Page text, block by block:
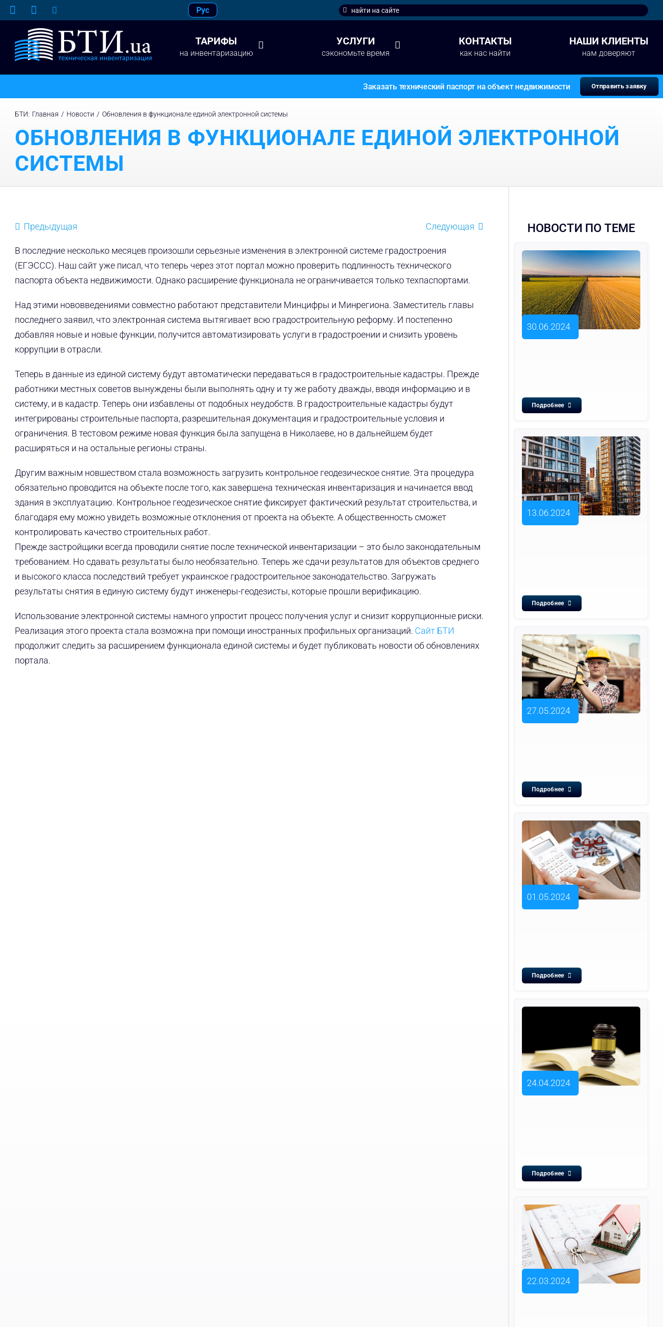
Skip
to
content
Рус
Search
ТАРИФЫ
на инвентаризацию
УСЛУГИ
сэкономьте время
КОНТАКТЫ
как нас найти
НАШИ КЛИЕНТЫ
нам доверяют
Заказать технический паспорт на объект недвижимости Отправить заявку
БТИ: Главная / Новости / Обновления в функционале единой электронной системы
ОБНОВЛЕНИЯ В ФУНКЦИОНАЛЕ ЕДИНОЙ ЭЛЕКТРОННОЙ
СИСТЕМЫ
Предыдущая Следующая
В последние несколько месяцев произошли серьезные изменения в электронной системе градостроения
(ЕГЭССС). Наш сайт уже писал, что теперь через этот портал можно проверить подлинность технического
паспорта объекта недвижимости. Однако расширение функционала не ограничивается только техпаспортами.
Над этими нововведениями совместно работают представители Минцифры и Минрегиона. Заместитель главы
последнего заявил, что электронная система вытягивает всю градостроительную реформу. И постепенно
добавляя новые и новые функции, получится автоматизировать услуги в градостроении и снизить уровень
коррупции в отрасли.
Теперь в данные из единой систему будут автоматически передаваться в градостроительные кадастры. Прежде
работники местных советов вынуждены были выполнять одну и ту же работу дважды, вводя информацию и в
систему, и в кадастр. Теперь они избавлены от подобных неудобств. В градостроительные кадастры будут
интегрированы строительные паспорта, разрешительная документация и градостроительные условия и
ограничения. В тестовом режиме новая функция была запущена в Николаеве, но в дальнейшем будет
расширяться и на остальные регионы страны.
Другим важным новшеством стала возможность загрузить контрольное геодезическое снятие. Эта процедура
обязательно проводится на объекте после того, как завершена техническая инвентаризация и начинается ввод
здания в эксплуатацию. Контрольное геодезическое снятие фиксирует фактический результат строительства, и
благодаря ему можно увидеть возможные отклонения от проекта на объекте. А общественность сможет
контролировать качество строительных работ.
Прежде застройщики всегда проводили снятие после технической инвентаризации – это было законодательным
требованием. Но сдавать результаты было необязательно. Теперь же сдачи результатов для объектов среднего
и высокого класса последствий требует украинское градостроительное законодательство. Загружать
результаты снятия в единую систему будут инженеры-геодезисты, которые прошли верификацию.
Использование электронной системы намного упростит процесс получения услуг и снизит коррупционные риски.
Реализация этого проекта стала возможна при помощи иностранных профильных организаций. Сайт БТИ
продолжит следить за расширением функционала единой системы и будет публиковать новости об обновлениях
портала.
НОВОСТИ ПО ТЕМЕ
30.06.2024
Подробнее
13.06.2024
Подробнее
27.05.2024
Подробнее
01.05.2024
Подробнее
24.04.2024
Подробнее
22.03.2024